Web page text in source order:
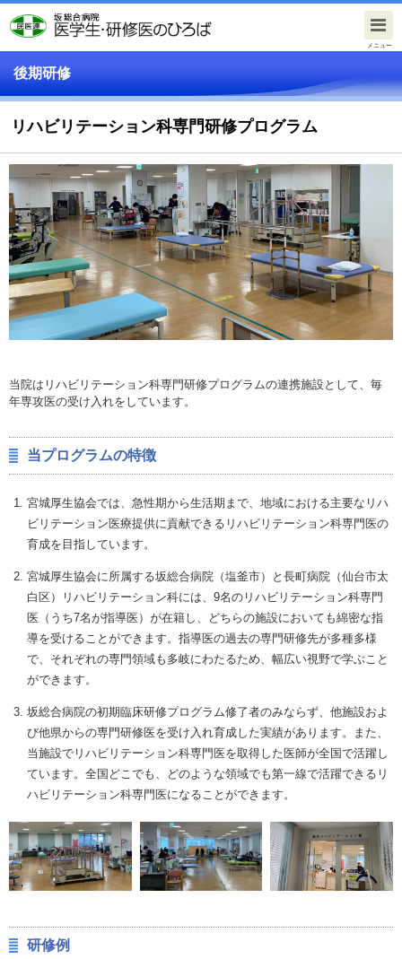
メニュー
後期研修
リハビリテーション科専門研修プログラム
当院はリハビリテーション科専門研修プログラムの連携施設として、毎
年専攻医の受け入れをしています。
当プログラムの特徴
宮城厚生協会では、急性期から生活期まで、地域における主要なリハ
ビリテーション医療提供に貢献できるリハビリテーション科専門医の
育成を目指しています。
宮城厚生協会に所属する坂総合病院（塩釜市）と長町病院（仙台市太
白区）リハビリテーション科には、9名のリハビリテーション科専門
医（うち7名が指導医）が在籍し、どちらの施設においても綿密な指
導を受けることができます。指導医の過去の専門研修先が多種多様
で、それぞれの専門領域も多岐にわたるため、幅広い視野で学ぶこと
ができます。
坂総合病院の初期臨床研修プログラム修了者のみならず、他施設およ
び他県からの専門研修医を受け入れ育成した実績があります。また、
当施設でリハビリテーション科専門医を取得した医師が全国で活躍し
ています。全国どこでも、どのような領域でも第一線で活躍できるリ
ハビリテーション科専門医になることができます。
研修例